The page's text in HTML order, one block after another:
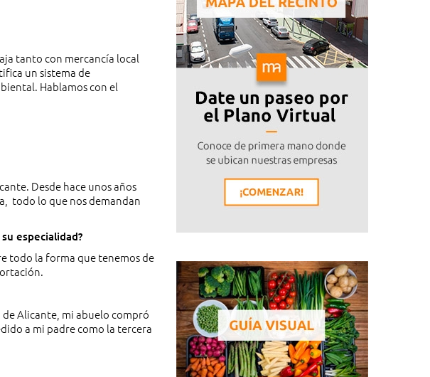
tanto con mercancía local
un sistema de
Hablamos con el
Desde hace unos años
todo lo que nos demandan
especialidad?
todo la forma que tenemos de
Alicante, mi abuelo compró
a mi padre como la tercera